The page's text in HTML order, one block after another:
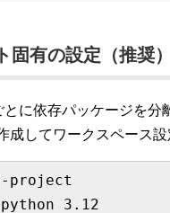
固有の設定（推奨）
とに依存パッケージを分
成してワークスペース設
project